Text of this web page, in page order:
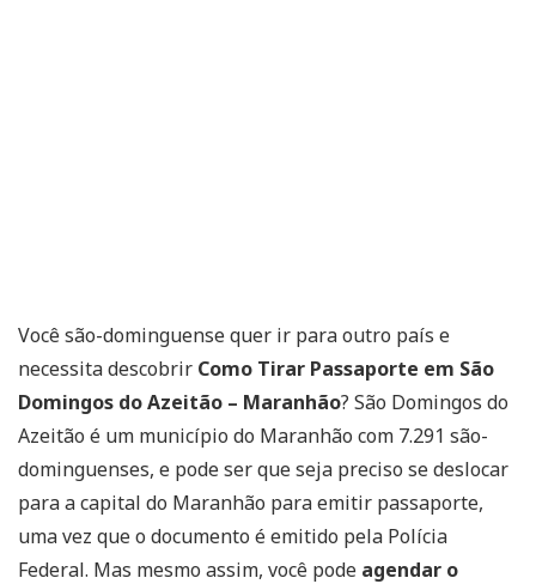
Você são-dominguense quer ir para outro país e
necessita descobrir Como Tirar Passaporte em São
Domingos do Azeitão – Maranhão? São Domingos do
Azeitão é um município do Maranhão com 7.291 são-
dominguenses, e pode ser que seja preciso se deslocar
para a capital do Maranhão para emitir passaporte,
uma vez que o documento é emitido pela Polícia
Federal. Mas mesmo assim, você pode agendar o